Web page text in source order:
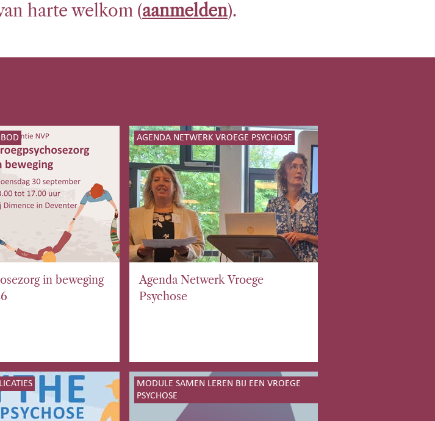
harte welkom (aanmelden).
in beweging
AGENDA NETWERK VROEGE PSYCHOSE
Agenda Netwerk Vroege
Psychose
MODULE SAMEN LEREN BIJ EEN VROEGE
PSYCHOSE